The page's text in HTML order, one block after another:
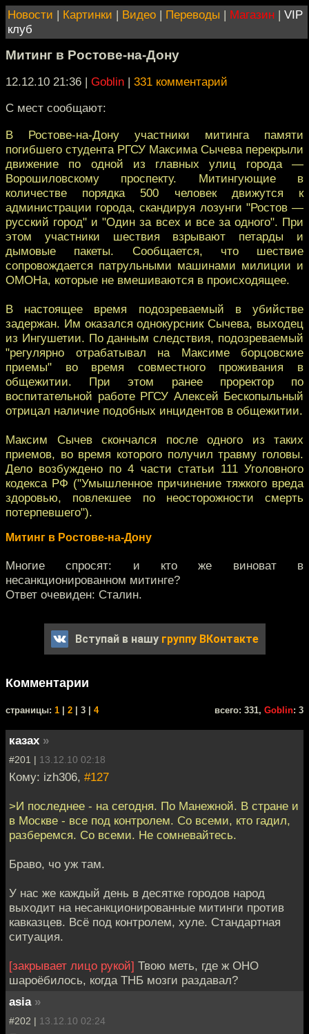
Новости | Картинки | Видео | Переводы | Магазин | VIP
клуб
Митинг в Ростове-на-Дону
12.12.10 21:36 | Goblin | 331 комментарий
С мест сообщают:
В Ростове-на-Дону участники митинга памяти
погибшего студента РГСУ Максима Сычева перекрыли
движение по одной из главных улиц города —
Ворошиловскому проспекту. Митингующие в
количестве порядка 500 человек движутся к
администрации города, скандируя лозунги "Ростов —
русский город" и "Один за всех и все за одного". При
этом участники шествия взрывают петарды и
дымовые пакеты. Сообщается, что шествие
сопровождается патрульными машинами милиции и
ОМОНа, которые не вмешиваются в происходящее.
В настоящее время подозреваемый в убийстве
задержан. Им оказался однокурсник Сычева, выходец
из Ингушетии. По данным следствия, подозреваемый
"регулярно отрабатывал на Максиме борцовские
приемы" во время совместного проживания в
общежитии. При этом ранее проректор по
воспитательной работе РГСУ Алексей Бескопыльный
отрицал наличие подобных инцидентов в общежитии.
Максим Сычев скончался после одного из таких
приемов, во время которого получил травму головы.
Дело возбуждено по 4 части статьи 111 Уголовного
кодекса РФ ("Умышленное причинение тяжкого вреда
здоровью, повлекшее по неосторожности смерть
потерпевшего").
Митинг в Ростове-на-Дону
Многие спросят: и кто же виноват в
несанкционированном митинге?
Ответ очевиден: Сталин.
Вступай в нашу группу ВКонтакте
Комментарии
cтраницы: 1 2 | 3 | 4 всего: 331, Goblin: 3
казах »
#201 | 13.12.10 02:18
Кому: izh306, #127
>И последнее - на сегодня. По Манежной. В стране и
в Москве - все под контролем. Со всеми, кто гадил,
разберемся. Со всеми. Не сомневайтесь.
Браво, чо уж там.
У нас же каждый день в десятке городов народ
выходит на несанкционированные митинги против
кавказцев. Всё под контролем, хуле. Стандартная
ситуация.
[закрывает лицо рукой] Твою меть, где ж ОНО
шароёбилось, когда ТНБ мозги раздавал?
asia »
#202 | 13.12.10 02:24